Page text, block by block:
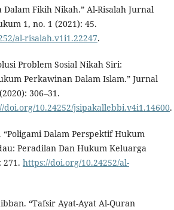
Fikih Nikah.” Al-Risalah Jurnal
1, no. 1 (2021): 45.
al-risalah.v1i1.22247.
Problem Sosial Nikah Siri:
Perkawinan Dalam Islam.” Jurnal
306–31.
10.24252/jsipakallebbi.v4i1.14600.
Dalam Perspektif Hukum
Peradilan Dan Hukum Keluarga
271. https://doi.org/10.24252/al-
“Tafsir Ayat-Ayat Al-Quran